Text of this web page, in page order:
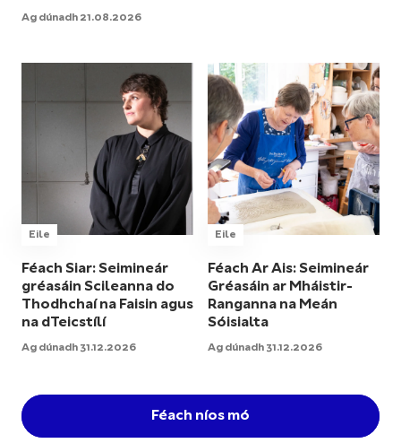
Ag dúnadh 21.08.2026
Eile
Féach Siar: Seimineár
gréasáin Scileanna do
Thodhchaí na Faisin agus
na dTeicstílí
Ag dúnadh 31.12.2026
Eile
Féach Ar Ais: Seimineár
Gréasáin ar Mháistir-
Ranganna na Meán
Sóisialta
Ag dúnadh 31.12.2026
Féach níos mó